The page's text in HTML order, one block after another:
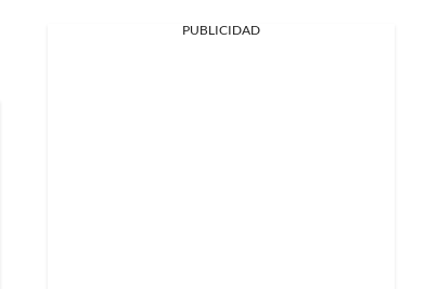
PUBLICIDAD